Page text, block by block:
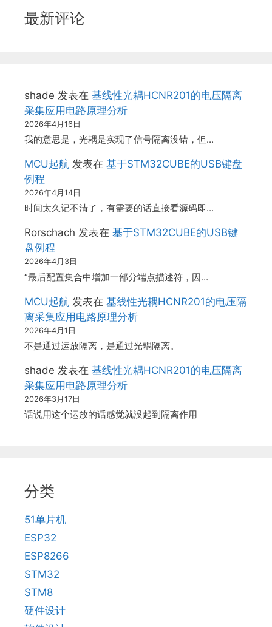
最新评论
shade 发表在 基线性光耦HCNR201的电压隔离
采集应用电路原理分析
2026年4月16日
我的意思是，光耦是实现了信号隔离没错，但…
MCU起航 发表在 基于STM32CUBE的USB键盘
例程
2026年4月14日
时间太久记不清了，有需要的话直接看源码即…
Rorschach 发表在 基于STM32CUBE的USB键
盘例程
2026年4月3日
“最后配置集合中增加一部分端点描述符，因…
MCU起航 发表在 基线性光耦HCNR201的电压隔
离采集应用电路原理分析
2026年4月1日
不是通过运放隔离，是通过光耦隔离。
shade 发表在 基线性光耦HCNR201的电压隔离
采集应用电路原理分析
2026年3月17日
话说用这个运放的话感觉就没起到隔离作用
分类
51单片机
ESP32
ESP8266
STM32
STM8
硬件设计